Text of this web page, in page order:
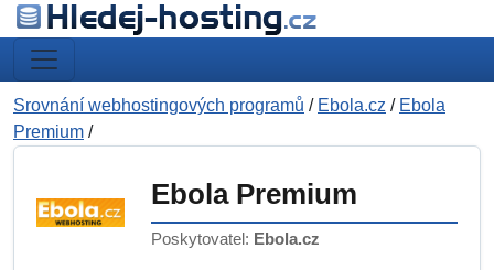
Srovnání webhostingových programů / Ebola.cz / Ebola
Premium /
Ebola Premium
Poskytovatel: Ebola.cz